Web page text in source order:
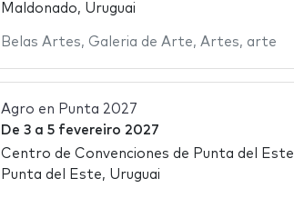
Maldonado, Uruguai
Belas Artes, Galeria de Arte, Artes, arte
Agro en Punta 2027
De 3a 5 fevereiro 2027
Centro de Convenciones de Punta del Este
Punta del Este, Uruguai